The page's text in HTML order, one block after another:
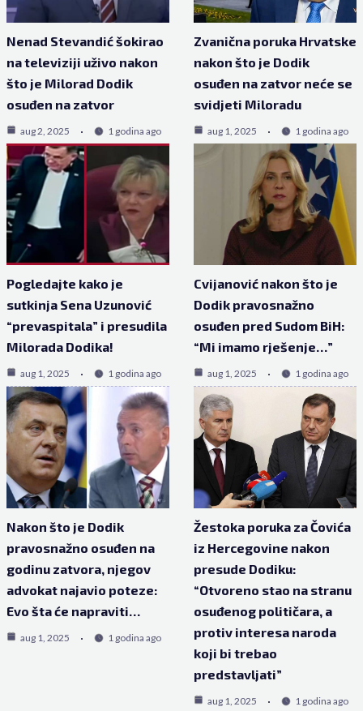
Nenad Stevandić šokirao
na televiziji uživo nakon
što je Milorad Dodik
osuđen na zatvor
aug 2, 2025 1 godina ago
Zvanična poruka Hrvatske
nakon što je Dodik
osuđen na zatvor neće se
svidjeti Miloradu
aug 1, 2025 1 godina ago
Pogledajte kako je
sutkinja Sena Uzunović
“prevaspitala” i presudila
Milorada Dodika!
aug 1, 2025 1 godina ago
Cvijanović nakon što je
Dodik pravosnažno
osuđen pred Sudom BiH:
“Mi imamo rješenje…”
aug 1, 2025 1 godina ago
Nakon što je Dodik
pravosnažno osuđen na
godinu zatvora, njegov
advokat najavio poteze:
Evo šta će napraviti…
aug 1, 2025 1 godina ago
Žestoka poruka za Čovića
iz Hercegovine nakon
presude Dodiku:
“Otvoreno stao na stranu
osuđenog političara, a
protiv interesa naroda
koji bi trebao
predstavljati”
aug 1, 2025 1 godina ago